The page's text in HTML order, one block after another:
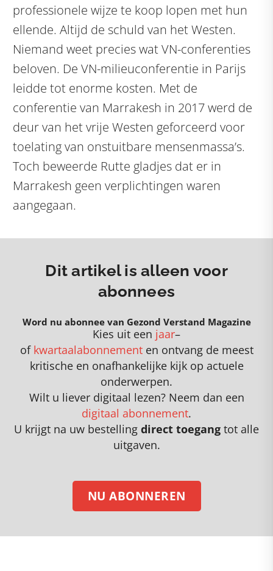
professionele wijze te koop lopen met hun
ellende. Altijd de schuld van het Westen.
Niemand weet precies wat VN-conferenties
beloven. De VN-milieuconferentie in Parijs
leidde tot enorme kosten. Met de
conferentie van Marrakesh in 2017 werd de
deur van het vrije Westen geforceerd voor
toelating van onstuitbare mensenmassa’s.
Toch beweerde Rutte gladjes dat er in
Marrakesh geen verplichtingen waren
aangegaan.
Dit artikel is alleen voor
abonnees
Word nu abonnee van Gezond Verstand Magazine
Kies uit een jaar–
of kwartaalabonnementen ontvang de meest
kritische en onafhankelijke kijk op actuele
onderwerpen.
Wilt u liever digitaal lezen? Neem dan een
digitaal abonnement.
U krijgt na uw bestelling direct toegang tot alle
uitgaven.
NU ABONNEREN